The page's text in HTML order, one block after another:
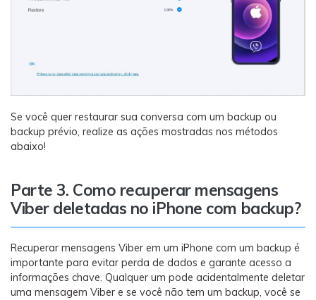
Se você quer restaurar sua conversa com um backup ou
backup prévio, realize as ações mostradas nos métodos
abaixo!
Parte 3. Como recuperar mensagens
Viber deletadas no iPhone com backup?
Recuperar mensagens Viber em um iPhone com um backup é
importante para evitar perda de dados e garante acesso a
informações chave. Qualquer um pode acidentalmente deletar
uma mensagem Viber e se você não tem um backup, você se